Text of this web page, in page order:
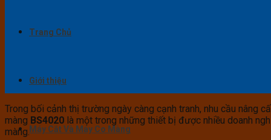
Trang Chủ
Giới thiệu
Máy Cắt Và Máy Co Màng
Trong bối cảnh thị trường ngày càng cạnh tranh, nhu cầu nâng
màng BS4020 là một trong những thiết bị được nhiều doanh
màng.